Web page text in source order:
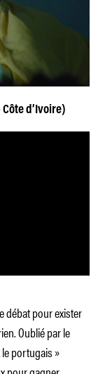
Côte d’Ivoire)
débat pour exister
Oublié par le
portugais »